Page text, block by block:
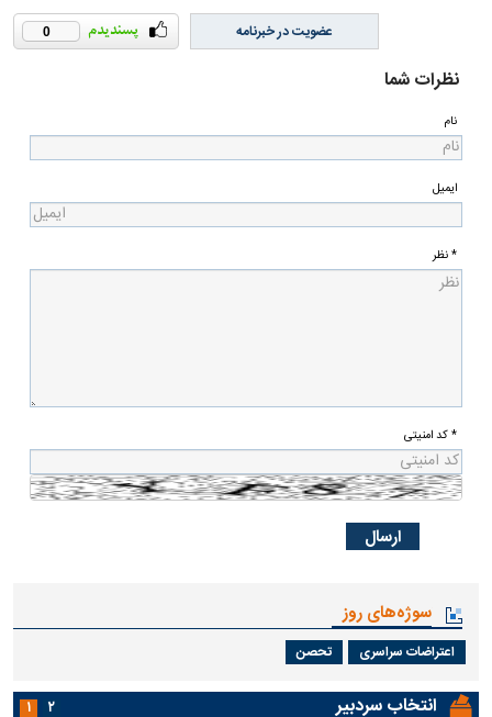
0 عضویت در خبرنامه
نظرات شما
نام
ایمیل
* نظر
* کد امنیتی
سوژه‌های روز
اعتراضات سراسری تحصن
انتخاب سردبیر ۱ ۲